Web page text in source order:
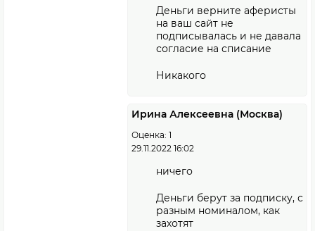
Деньги верните аферисты
на ваш сайт не
подписывалась и не давала
согласие на списание
Никакого
Ирина Алексеевна (Москва)
Оценка: 1
29.11.2022 16:02
ничего
Деньги берут за подписку, с
разным номиналом, как
захотят